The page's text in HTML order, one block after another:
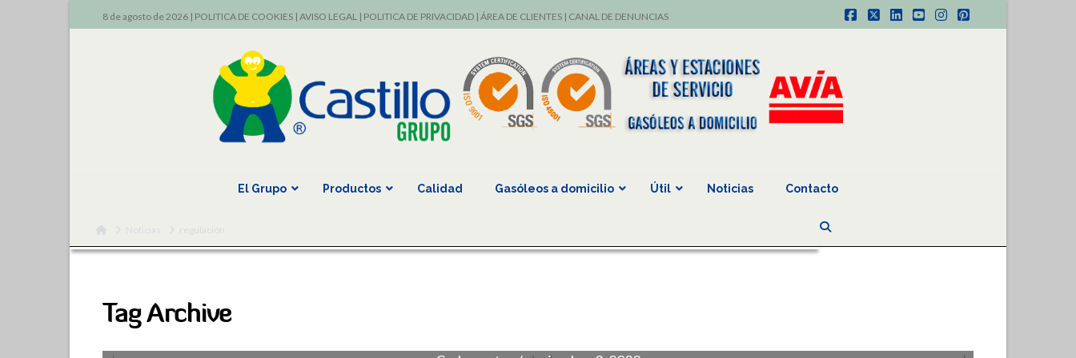
8 de agosto de 2026 | POLITICA DE COOKIES| AVISO LEGAL| POLITICA DE PRIVACIDAD| ÁREA DE CLIENTES| CANAL DE DENUNCIAS
Facebook
X LinkedIn
YouTube
Instagram
Pinterest
El Grupo Productos Calidad Gasóleos a domicilio Útil Noticias Contacto
HomeNoticias
Tag Archive